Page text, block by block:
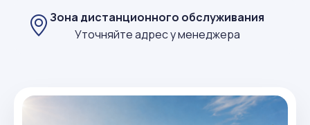
Зона дистанционного обслуживания
Уточняйте адрес у менеджера